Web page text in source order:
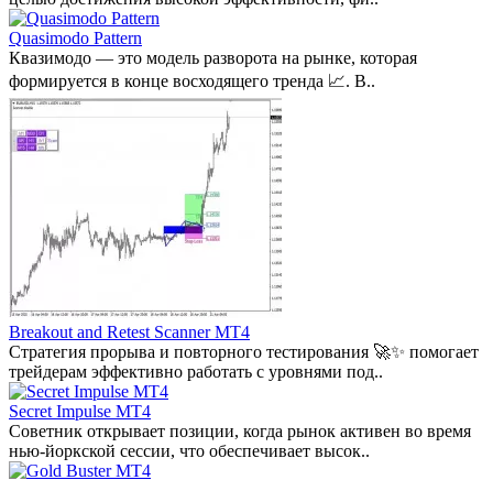
Quasimodo Pattern
Квазимодо — это модель разворота на рынке, которая
формируется в конце восходящего тренда 📈. В..
Breakout and Retest Scanner MT4
Стратегия прорыва и повторного тестирования 🚀✨ помогает
трейдерам эффективно работать с уровнями под..
Secret Impulse MT4
Советник открывает позиции, когда рынок активен во время
нью-йоркской сессии, что обеспечивает высок..